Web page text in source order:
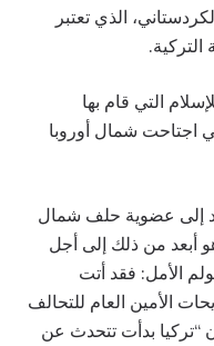
الذي تعتبر
التي قام بها
اجتاحت شمال أوروبا
إلى عضوية حلف شمال
أبعد من ذلك إلى أجل
الأمل: فقد أتت
الأمين العام للتحالف
“تركيا بدأت تتحدث عن